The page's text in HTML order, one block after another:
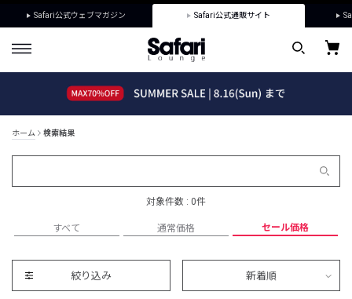
Safari公式ウェブマガジン Safari公式通販サイト
ホーム 検索結果
対象件数 : 0件
すべて 通常価格 セール価格
絞り込み 新着順